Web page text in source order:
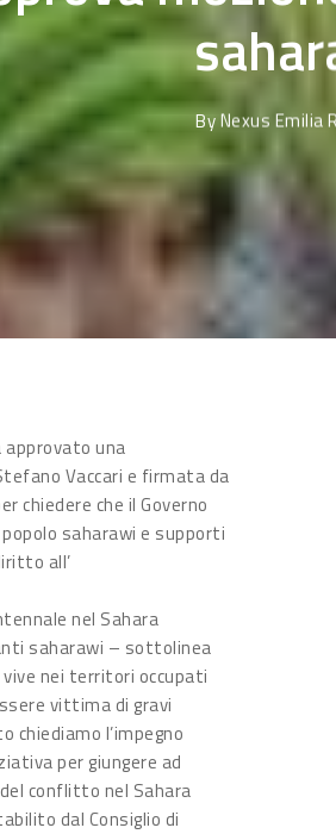
ByNexus Emilia
approvato una
Vaccari e firmata da
chiedere che il Governo
saharawi e supporti
all’
nel Sahara
saharawi – sottolinea
nei territori occupati
vittima di gravi
chiediamo l’impegno
per giungere ad
conflitto nel Sahara
dal Consiglio di